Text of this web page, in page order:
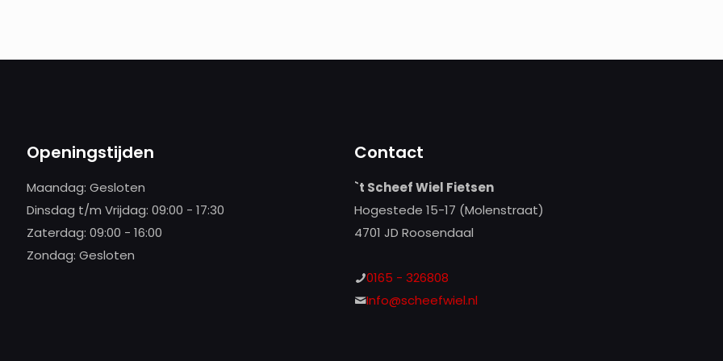
€139,99.€100,00.
Openingstijden
Maandag: Gesloten
Dinsdag t/m Vrijdag: 09:00 - 17:30
Zaterdag: 09:00 - 16:00
Zondag: Gesloten
Contact
`t Scheef Wiel Fietsen
Hogestede 15-17 (Molenstraat)
4701 JD Roosendaal
0165 - 326808
Info@scheefwiel.nl